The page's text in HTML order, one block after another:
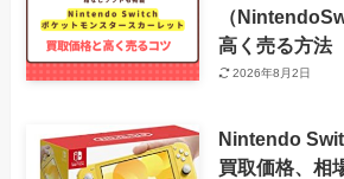
（
高く売る方法
2026年8月2日
Nintendo
買取価格、相